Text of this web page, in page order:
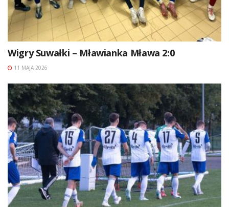
Wigry Suwałki – Mławianka Mława 2:0
11 MAJA 2026